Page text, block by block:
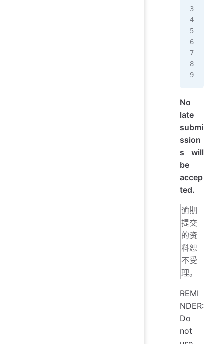
No
late
submi
ssion
s will
be
accep
ted.
逾期
提交
的资
料恕
不受
理。
REMI
NDER:
Do
not